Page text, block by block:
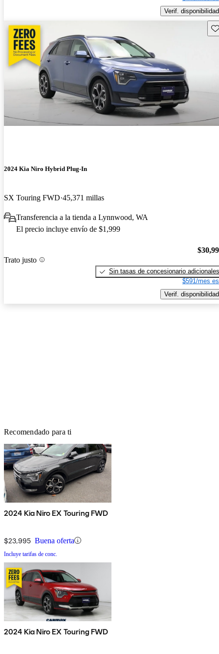
Verif. disponibilidad
2024 Kia Niro Hybrid Plug-In
SX Touring FWD 45,371 millas
Transferencia a la tienda a Lynnwood, WA
El precio incluye envío de $1,999
Trato justo
Sin tasas de concesionario adicionales
$591/mes
Verif. disponibilidad
Recomendado para ti
2024 Kia Niro EX Touring FWD
$23,995 Buena oferta
Incluye tarifas de conc.
2024 Kia Niro EX Touring FWD